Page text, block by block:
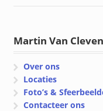
Martin Van Cleven
Over ons
Locaties
Foto’s &
Contacteer ons